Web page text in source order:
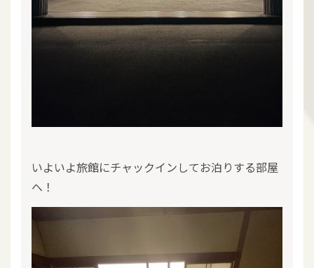
いよいよ旅館にチャックインしてお泊りする部屋
へ！